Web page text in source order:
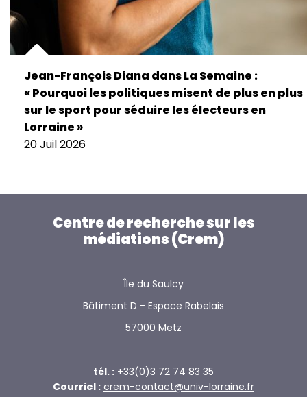
Jean-François Diana dans La Semaine :
« Pourquoi les politiques misent de plus en plus
sur le sport pour séduire les électeurs en
Lorraine »
20 Juil 2026
Centre de recherche sur les
médiations (Crem)
Île du Saulcy
Bâtiment D - Espace Rabelais
57000 Metz
tél. : +33(0)3 72 74 83 35
Courriel : crem-contact@univ-lorraine.fr